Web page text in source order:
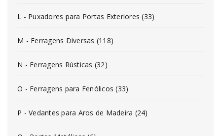
L - Puxadores para Portas Exteriores (33)
M - Ferragens Diversas (118)
N - Ferragens Rústicas (32)
O - Ferragens para Fenólicos (33)
P - Vedantes para Aros de Madeira (24)